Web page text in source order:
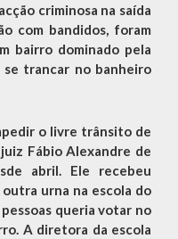
criminosa na saída
com bandidos, foram
bairro dominado pela
se trancar no banheiro
o livre trânsito de
Fábio Alexandre de
abril. Ele recebeu
urna na escola do
queria votar no
A diretora da escola